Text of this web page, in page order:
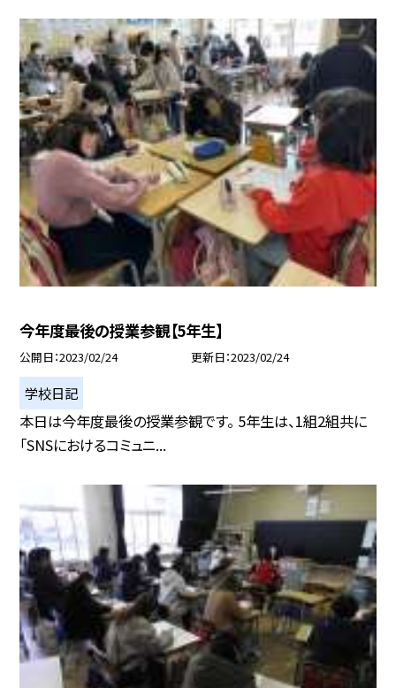
今年度最後の授業参観【5年生】
公開日 2023/02/24 更新日 2023/02/24
学校日記
本日は今年度最後の授業参観です。 5年生は、1組2組共に
「SNSにおけるコミュニ...